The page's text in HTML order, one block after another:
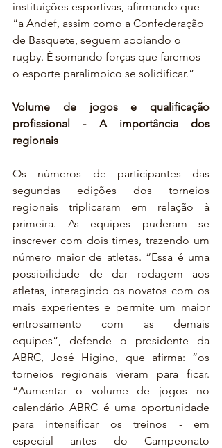
instituições esportivas, afirmando que
“a Andef, assim como a Confederação
de Basquete, seguem apoiando o
rugby. É somando forças que faremos
o esporte paralímpico se solidificar.”
Volume de jogos e qualificação
profissional - A importância dos
regionais
Os números de participantes das
segundas edições dos torneios
regionais triplicaram em relação à
primeira. As equipes puderam se
inscrever com dois times, trazendo um
número maior de atletas. “Essa é uma
possibilidade de dar rodagem aos
atletas, interagindo os novatos com os
mais experientes e permite um maior
entrosamento com as demais
equipes”, defende o presidente da
ABRC, José Higino, que afirma: “os
torneios regionais vieram para ficar.
“Aumentar o volume de jogos no
calendário ABRC é uma oportunidade
para intensificar os treinos - em
especial antes do Campeonato